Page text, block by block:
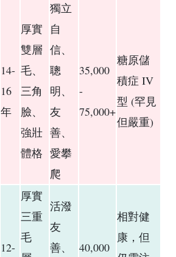
14-
16
年
厚實
雙層
毛、
三角
臉、
強壯
體格
獨立
自
信、
聰
明、
友
善、
愛攀
爬
35,000
-
75,000+
糖原儲
積症 IV
型 (罕見
但嚴重)
12-
厚實
三重
毛
活潑
友
善、
40,000
相對健
康，但